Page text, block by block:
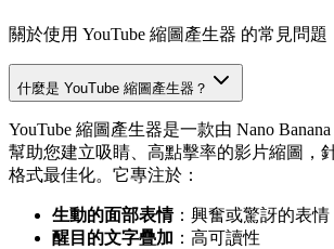
關於使用 YouTube 縮圖產生器 的常見問題
什麼是 YouTube 縮圖產生器？
YouTube 縮圖產生器是一款由 Nano
幫助您建立吸睛、高點擊率的影片縮圖，
格式最佳化。它專注於：
生動的面部表情：興奮或驚訝的表情
醒目的文字疊加 ：高可讀性